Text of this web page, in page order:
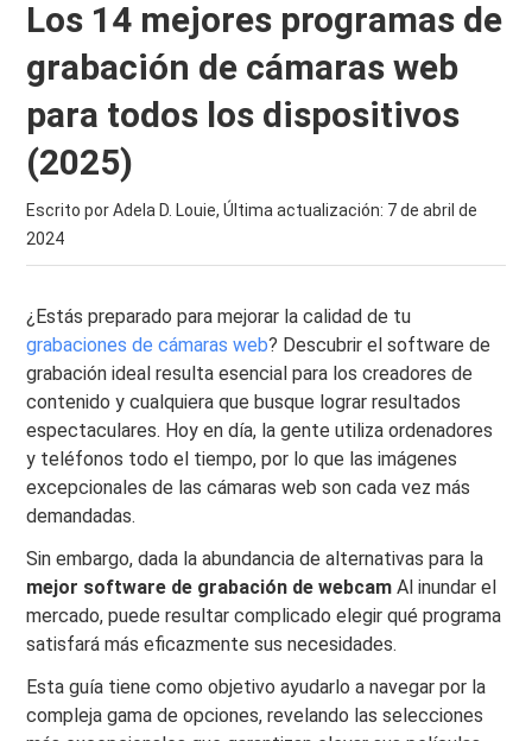
Los 14 mejores programas de
grabación de cámaras web
para todos los dispositivos
(2025)
Escrito por Adela D. Louie, Última actualización: 7 de abril de
2024
¿Estás preparado para mejorar la calidad de tu
grabaciones de cámaras web? Descubrir el software de
grabación ideal resulta esencial para los creadores de
contenido y cualquiera que busque lograr resultados
espectaculares. Hoy en día, la gente utiliza ordenadores
y teléfonos todo el tiempo, por lo que las imágenes
excepcionales de las cámaras web son cada vez más
demandadas.
Sin embargo, dada la abundancia de alternativas para la
mejor software de grabación de webcam Al inundar el
mercado, puede resultar complicado elegir qué programa
satisfará más eficazmente sus necesidades.
Esta guía tiene como objetivo ayudarlo a navegar por la
compleja gama de opciones, revelando las selecciones